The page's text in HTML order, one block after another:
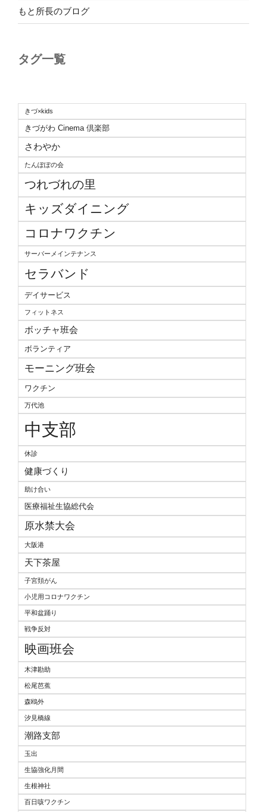
もと所長のブログ
タグ一覧
きづ×kids
きづがわ Cinema 倶楽部
さわやか
たんぽぽの会
つれづれの里
キッズダイニング
コロナワクチン
サーバーメインテナンス
セラバンド
デイサービス
フィットネス
ボッチャ班会
ボランティア
モーニング班会
ワクチン
万代池
中支部
休診
健康づくり
助け合い
医療福祉生協総代会
原水禁大会
大阪港
天下茶屋
子宮頚がん
小児用コロナワクチン
平和盆踊り
戦争反対
映画班会
木津勘助
松尾芭蕉
森鴎外
汐見橋線
潮路支部
玉出
生協強化月間
生根神社
百日咳ワクチン